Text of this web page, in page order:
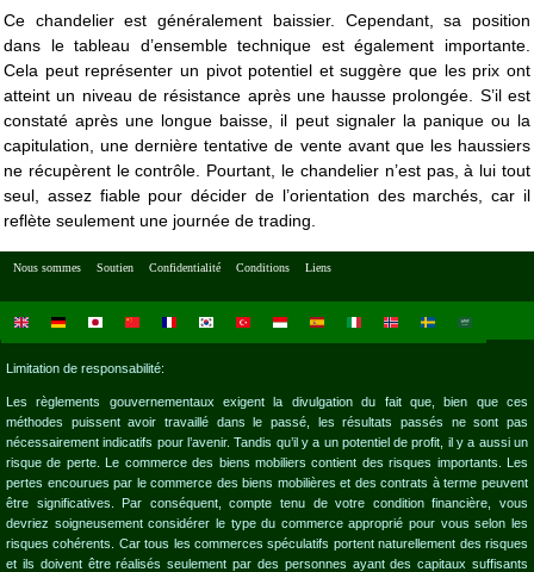
Ce chandelier est généralement baissier. Cependant, sa position
dans le tableau d’ensemble technique est également importante.
Cela peut représenter un pivot potentiel et suggère que les prix ont
atteint un niveau de résistance après une hausse prolongée. S’il est
constaté après une longue baisse, il peut signaler la panique ou la
capitulation, une dernière tentative de vente avant que les haussiers
ne récupèrent le contrôle. Pourtant, le chandelier n’est pas, à lui tout
seul, assez fiable pour décider de l’orientation des marchés, car il
reflète seulement une journée de trading.
Nous sommes Soutien Confidentialité Conditions Liens
Limitation de responsabilité:
Les règlements gouvernementaux exigent la divulgation du fait que, bien que ces
méthodes puissent avoir travaillé dans le passé, les résultats passés ne sont pas
nécessairement indicatifs pour l’avenir. Tandis qu’il y a un potentiel de profit, il y a aussi un
risque de perte. Le commerce des biens mobiliers contient des risques importants. Les
pertes encourues par le commerce des biens mobilières et des contrats à terme peuvent
être significatives. Par conséquent, compte tenu de votre condition financière, vous
devriez soigneusement considérer le type du commerce approprié pour vous selon les
risques cohérents. Car tous les commerces spéculatifs portent naturellement des risques
et ils doivent être réalisés seulement par des personnes ayant des capitaux suffisants